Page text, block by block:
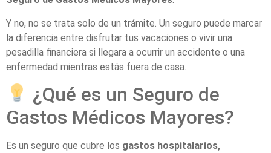
Y no, no se trata solo de un trámite. Un seguro puede marcar
la diferencia entre disfrutar tus vacaciones o vivir una
pesadilla financiera si llegara a ocurrir un accidente o una
enfermedad mientras estás fuera de casa.
¿Qué es un Seguro de
Gastos Médicos Mayores?
Es un seguro que cubre los gastos hospitalarios,